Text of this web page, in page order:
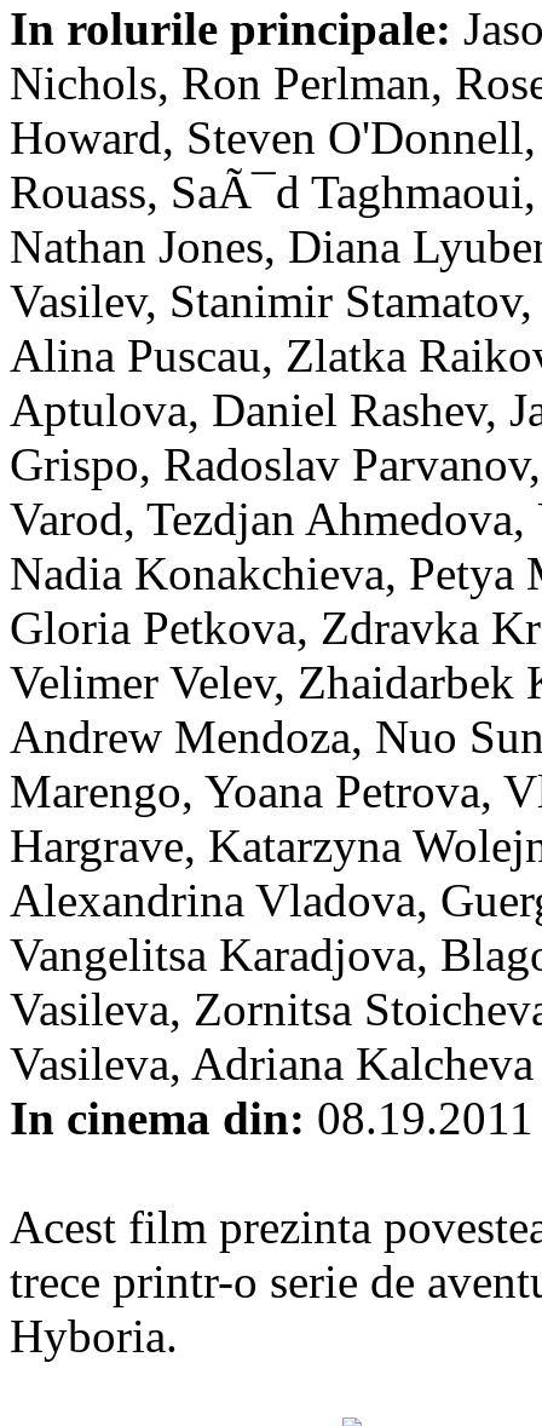
In rolurile principale:
Nichols, Ron Perlman,
Howard, Steven
Rouass, SaÃ¯d
Nathan Jones, Diana
Vasilev, Stanimir
Alina Puscau, Zlatka
Aptulova, Daniel Rashev,
Grispo, Radoslav
Varod, Tezdjan
Nadia Konakchieva, Petya
Gloria Petkova, Zdravka
Velimer Velev,
Andrew Mendoza, Nuo
Marengo, Yoana Petrova,
Hargrave, Katarzyna
Alexandrina Vladova,
Vangelitsa Karadjova,
Vasileva, Zornitsa
Vasileva, Adriana Kalcheva
In cinema din: 08.19.2011
Acest film prezinta
trece printr-o serie de
Hyboria.